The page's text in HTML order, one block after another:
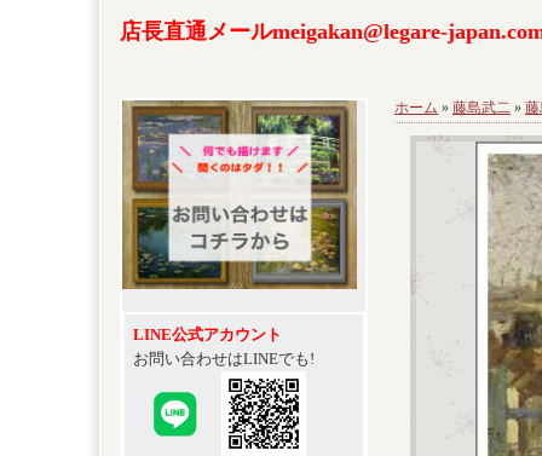
店長直通メールmeigakan@legare-
LINE公式アカウント
お問い合わせはLINEでも!
ホーム » 藤島武二 »